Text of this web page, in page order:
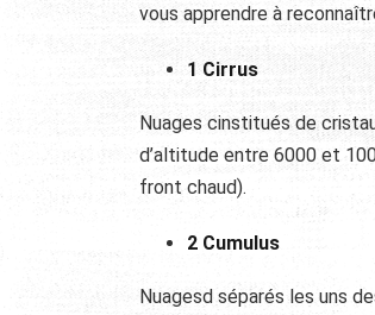
vous apprendre à
1 Cirrus
Nuages cinstitués de
d’altitude entre 6000 et
front chaud).
2 Cumulus
Nuagesd séparés les uns